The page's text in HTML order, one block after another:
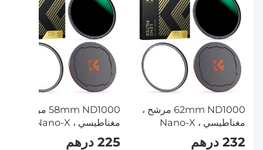
62mm ND1000 مرشح ،
مغناطيسي ، Nano-X
232 درهم
58mm ND1000 مرشح ،
مغناطيسي ، Nano-X
225 درهم